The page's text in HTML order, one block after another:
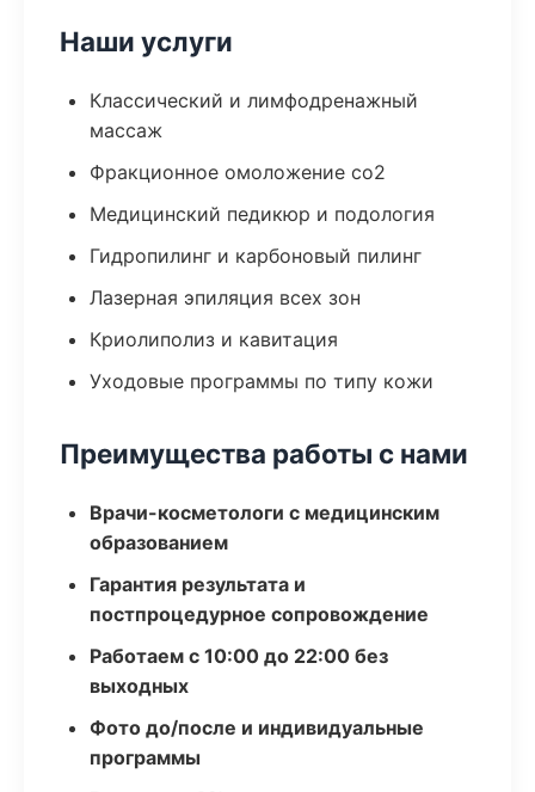
Наши услуги
Классический и лимфодренажный
массаж
Фракционное омоложение co2
Медицинский педикюр и подология
Гидропилинг и карбоновый пилинг
Лазерная эпиляция всех зон
Криолиполиз и кавитация
Уходовые программы по типу кожи
Преимущества работы с нами
Врачи-косметологи с медицинским
образованием
Гарантия результата и
постпроцедурное сопровождение
Работаем с 10:00 до 22:00 без
выходных
Фото до/после и индивидуальные
программы